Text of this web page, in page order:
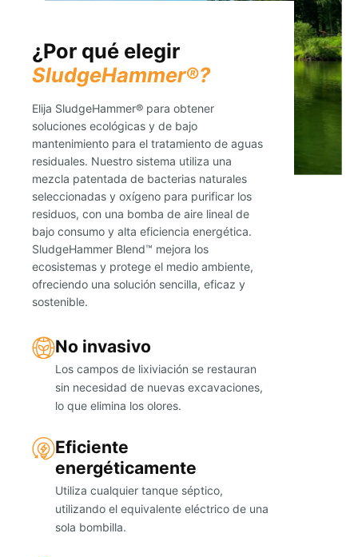
¿Por qué elegir
SludgeHammer®?
Elija SludgeHammer® para obtener
soluciones ecológicas y de bajo
mantenimiento para el tratamiento de aguas
residuales. Nuestro sistema utiliza una
mezcla patentada de bacterias naturales
seleccionadas y oxígeno para purificar los
residuos, con una bomba de aire lineal de
bajo consumo y alta eficiencia energética.
SludgeHammer Blend™ mejora los
ecosistemas y protege el medio ambiente,
ofreciendo una solución sencilla, eficaz y
sostenible.
No invasivo
Los campos de lixiviación se restauran
sin necesidad de nuevas excavaciones,
lo que elimina los olores.
Eficiente
energéticamente
Utiliza cualquier tanque séptico,
utilizando el equivalente eléctrico de una
sola bombilla.